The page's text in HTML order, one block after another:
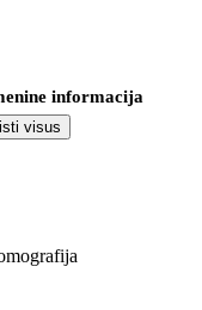
informacija
visus